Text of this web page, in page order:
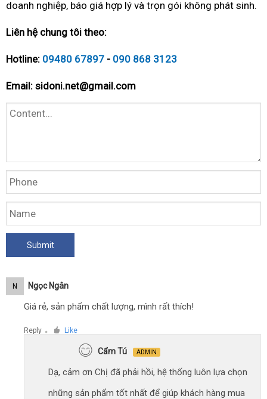
doanh nghiệp, báo giá hợp lý và trọn gói không phát sinh.
Liên hệ chung tôi theo:
Hotline: 09480 67897 - 090 868 3123
Email: sidoni.net@gmail.com
N Ngọc Ngân
Giá rẻ, sản phẩm chất lượng, mình rất thích!
Reply ● Like
Cẩm Tú ADMIN
Dạ, cảm ơn Chị đã phải hồi, hệ thống luôn lựa chọn
những sản phẩm tốt nhất để giúp khách hàng mua